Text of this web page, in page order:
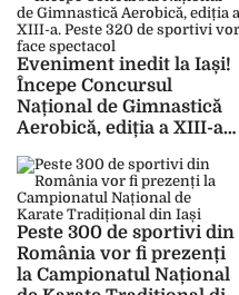
împreună pe podium
Eveniment inedit la Iași!
Începe Concursul
Național de Gimnastică
Aerobică, ediția a XIII-a.
face spectacol
Peste 300 de sportivi din
România vor fi prezenți
la Campionatul Național